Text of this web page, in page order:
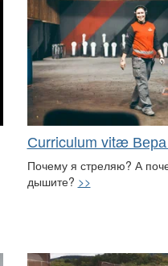
Сurriculum vitæ Вера
Почему я стреляю? А
дышите? >>